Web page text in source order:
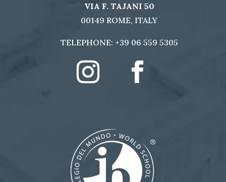
VIA F. TAJANI 50
00149 ROME, ITALY
TELEPHONE: +39 06 559 5305